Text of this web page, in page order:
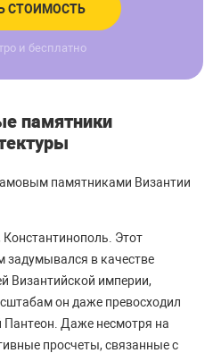
СТОИМОСТЬ
и бесплатно
памятники
памятниками Византии
Этот
задумывался в качестве
Византийской империи,
он даже превосходил
Даже несмотря на
просчеты, связанные с